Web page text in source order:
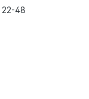
22-48